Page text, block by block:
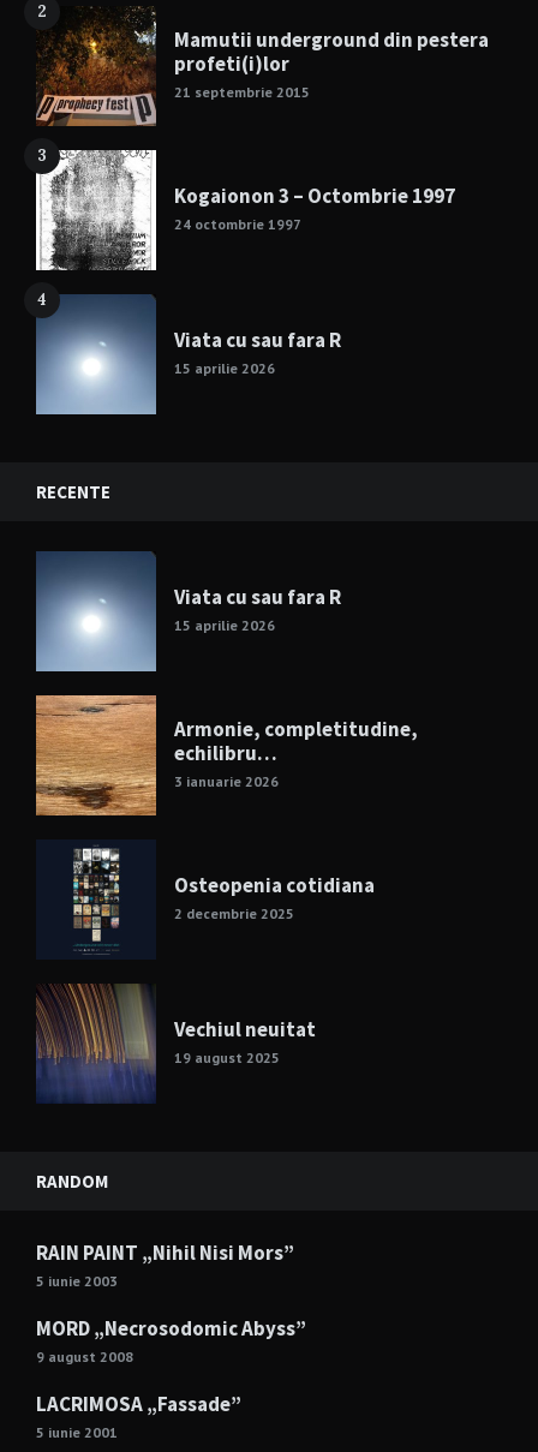
2
Mamutii underground din pestera
profeti(i)lor
21 septembrie 2015
3
Kogaionon 3 – Octombrie 1997
24 octombrie 1997
4
Viata cu sau fara R
15 aprilie 2026
RECENTE
Viata cu sau fara R
15 aprilie 2026
Armonie, completitudine,
echilibru…
3 ianuarie 2026
Osteopenia cotidiana
2 decembrie 2025
Vechiul neuitat
19 august 2025
RANDOM
RAIN PAINT „Nihil Nisi Mors”
5 iunie 2003
MORD „Necrosodomic Abyss”
9 august 2008
LACRIMOSA „Fassade”
5 iunie 2001